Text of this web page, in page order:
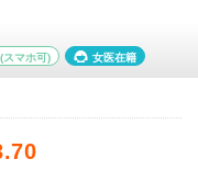
(スマホ可) 女医在籍